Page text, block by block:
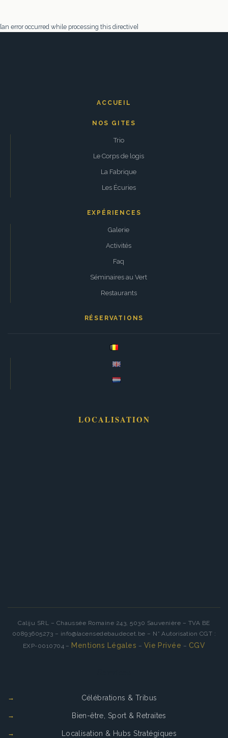
[an error occurred while processing this directive]
ACCUEIL
NOS GITES
Trio
Le Corps de logis
La Fabrique
Les Écuries
EXPÉRIENCES
Galerie
Activités
Faq
Séminaires au Vert
Restaurants
RÉSERVATIONS
LOCALISATION
Caliju SRL – Chaussée Romaine 243, 5030 Sauvenière – TVA BE
00893605273 – info@lacensedebaudecet.be – N° Autorisation CGT :
EXP-0010704 – Mentions Légales – Vie Privée – CGV
Célébrations & Tribus
Bien-être, Sport & Retraites
Localisation & Hubs Stratégiques